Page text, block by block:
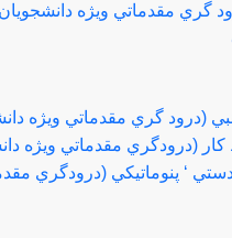
گري مقدماتي ويژه
(درود گري مقدماتي ويژه
(درودگري مقدماتي ويژه
‘ پنوماتيكي (درودگري